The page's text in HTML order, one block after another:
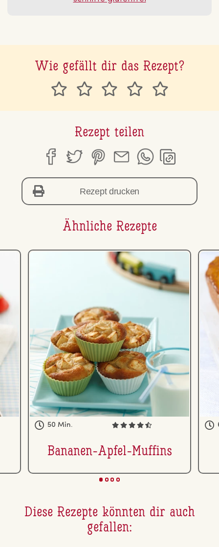
Wie gefällt dir das Rezept?
Rezept teilen
Rezept drucken
Ähnliche Rezepte
50 Min.
Bananen-Apfel-Muffins
Diese Rezepte könnten dir auch
gefallen: